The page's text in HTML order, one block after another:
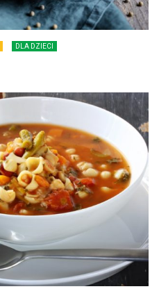
DLA DZIECI